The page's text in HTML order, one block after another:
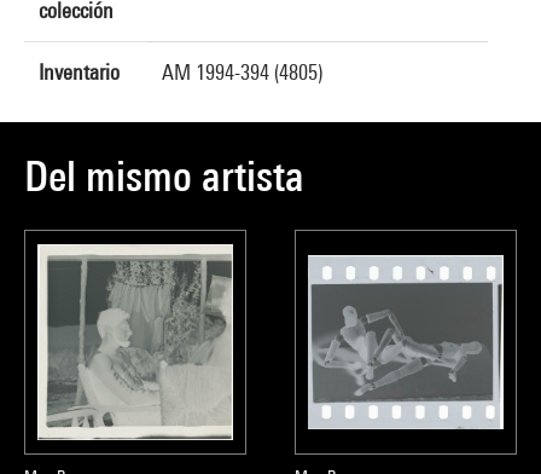
colección
Inventario AM 1994-394 (4805)
Del mismo artista